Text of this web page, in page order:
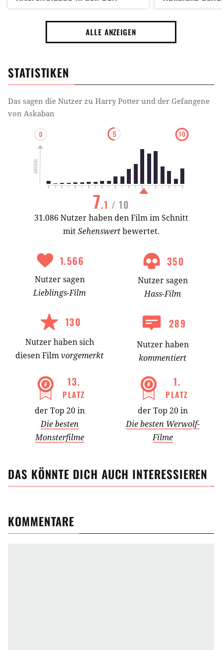
aber deutsche Kinder haben
wohl Glück
ALLE ANZEIGEN
STATISTIKEN
Das sagen die Nutzer zu Harry Potter und der Gefangene
von Askaban
7.1 / 10
31.086 Nutzer haben den Film im Schnitt
mitSehenswertbewertet.
1.566
Nutzersagen
Lieblings-Film
350
Nutzersagen
Hass-Film
130
Nutzerhabensich
diesen Filmvorgemerkt
289
Nutzer haben
kommentiert
13.
PLATZ
der Top 20 in
Die besten
Monsterfilme
1.
PLATZ
der Top 20 in
Die besten Werwolf-
Filme
DAS KÖNNTE DICH AUCH INTERESSIEREN
KOMMENTARE